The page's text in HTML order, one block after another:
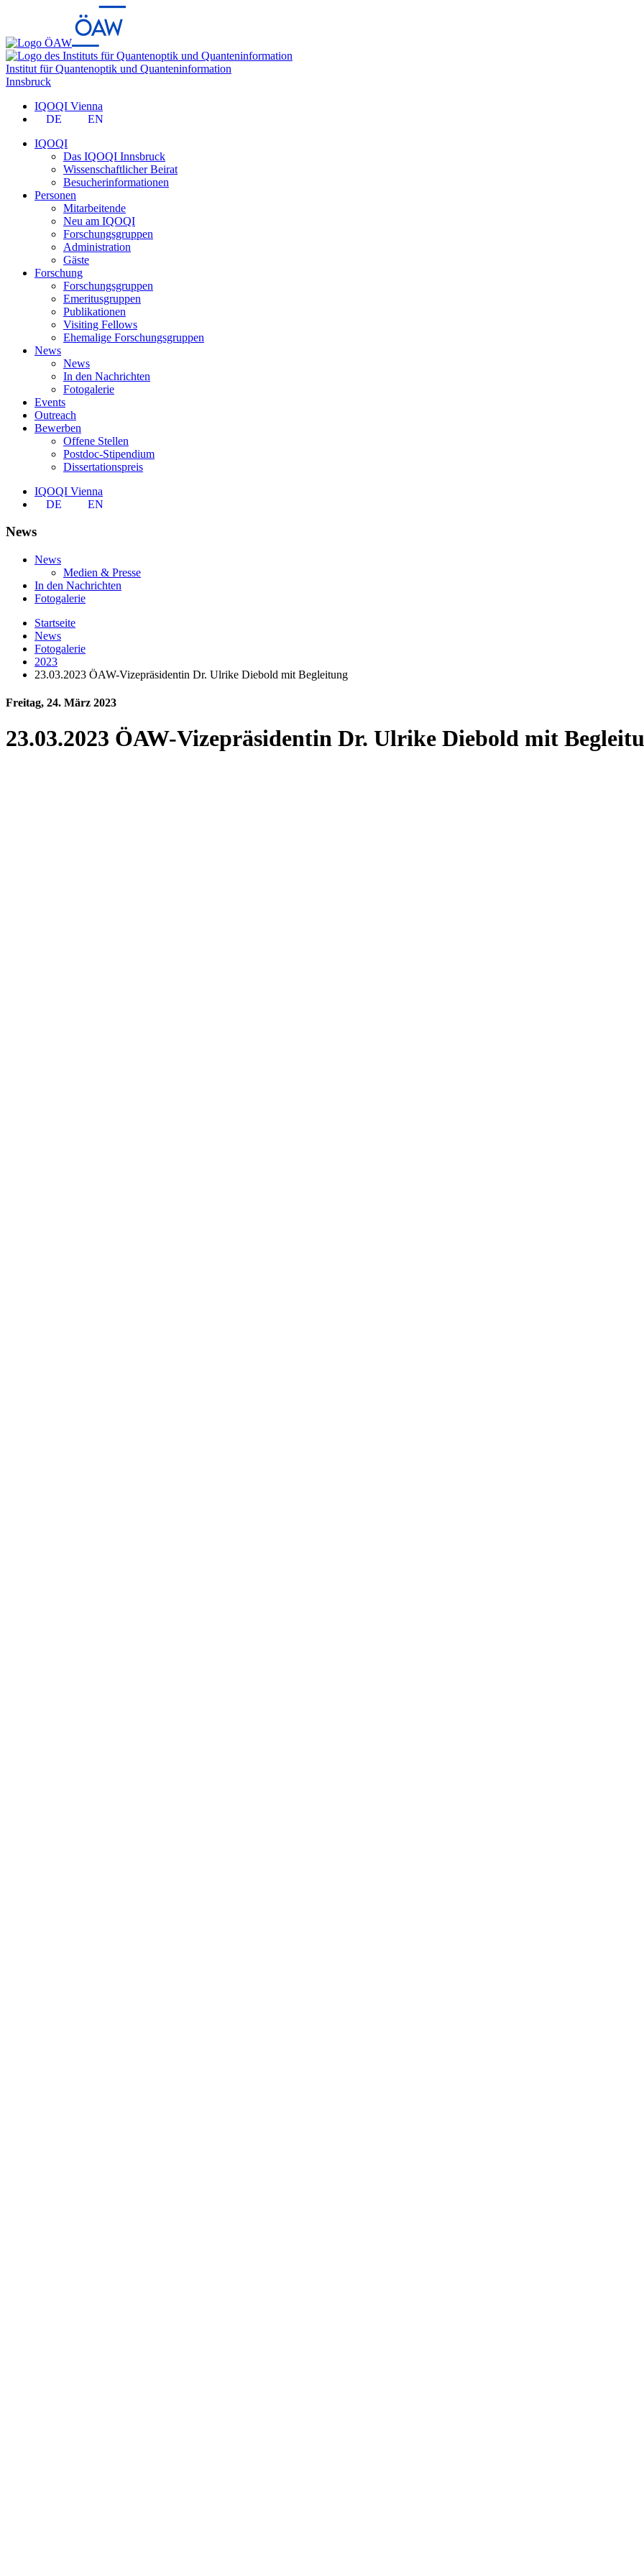
Institut für Quantenoptik und Quanteninformation
Innsbruck
IQOQI Vienna
DE
EN
IQOQI
Das IQOQI Innsbruck
Wissenschaftlicher Beirat
Besucherinformationen
Personen
Mitarbeitende
Neu am IQOQI
Forschungsgruppen
Administration
Gäste
Forschung
Forschungsgruppen
Emeritusgruppen
Publikationen
Visiting Fellows
Ehemalige Forschungsgruppen
News
News
In den Nachrichten
Fotogalerie
Events
Outreach
Bewerben
Offene Stellen
Postdoc-Stipendium
Dissertationspreis
IQOQI Vienna
DE
EN
News
News
Medien & Presse
In den Nachrichten
Fotogalerie
Startseite
News
Fotogalerie
2023
23.03.2023 ÖAW-Vizepräsidentin Dr. Ulrike Diebold mit Begleitung
Freitag, 24. März 2023
23.03.2023 ÖAW-Vizepräsidentin Dr. Ulrike Diebold mit